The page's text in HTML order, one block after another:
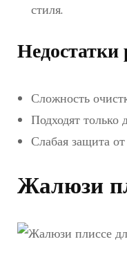
стиля.
Сложность
Подходят только
Слабая защита
Жалюзи